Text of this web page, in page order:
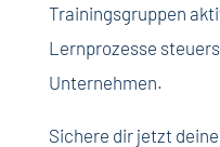
Trainingsgruppen
Lernprozesse
Unternehmen.
Sichere dir jetzt